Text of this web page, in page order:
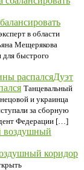
в области
Мещерякова
для быстрого
Дуэт
Танцевальный
и украинца
за сборную
Федерации […]
коридор